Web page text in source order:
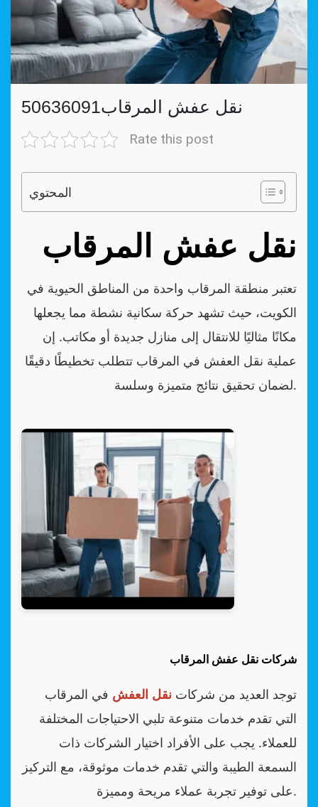
نقل عفش المرقاب50636091
Rate this post
المحتوي
نقل عفش المرقاب
تعتبر منطقة المرقاب واحدة من المناطق الحيوية في
الكويت، حيث تشهد حركة سكانية نشطة مما يجعلها
مكانًا مثاليًا للانتقال إلى منازل جديدة أو مكاتب. إن
عملية نقل العفش في المرقاب تتطلب تخطيطًا دقيقًا
لضمان تحقيق نتائج متميزة وسلسة.
شركات نقل عفش المرقاب
توجد العديد من شركات نقل العفش في المرقاب
التي تقدم خدمات متنوعة تلبي الاحتياجات المختلفة
للعملاء. يجب على الأفراد اختيار الشركات ذات
السمعة الطيبة والتي تقدم خدمات موثوقة، مع التركيز
على توفير تجربة عملاء مريحة ومميزة.